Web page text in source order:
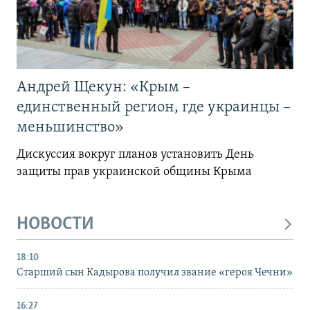
Андрей Щекун: «Крым –
единственный регион, где украинцы –
меньшинство»
Дискуссия вокруг планов установить День
защиты прав украинской общины Крыма
НОВОСТИ
18:10
Старший сын Кадырова получил звание «героя Чечни»
16:27